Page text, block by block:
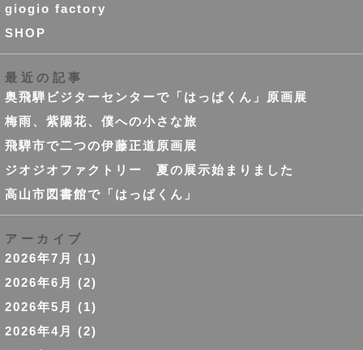
giogio factory
SHOP
最近の記事
奥飛騨ビジターセンターで「はっぱくん」原画展
梅雨、紫陽花、僕への小さな旅
飛騨市で二つの伊藤正道原画展
ジオジオファクトリー 夏の展示始まりました
高山市図書館で「はっぱくん」
アーカイブ
2026年7月
(1)
2026年6月
(2)
2026年5月
(1)
2026年4月
(2)